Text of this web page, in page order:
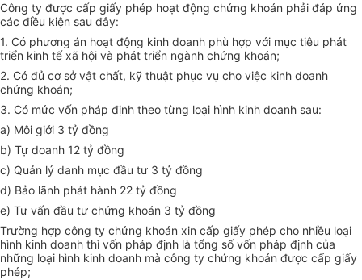
Công ty được cấp giấy phép hoạt động chứng khoán phải đáp ứng
các điều kiện sau đây:
1. Có phương án hoạt động kinh doanh phù hợp với mục tiêu phát
triển kinh tế xã hội và phát triển ngành chứng khoán;
2. Có đủ cơ sở vật chất, kỹ thuật phục vụ cho việc kinh doanh
chứng khoán;
3. Có mức vốn pháp định theo từng loại hình kinh doanh sau:
a) Môi giới 3 tỷ đồng
b) Tự doanh 12 tỷ đồng
c) Quản lý danh mục đầu tư 3 tỷ đồng
d) Bảo lãnh phát hành 22 tỷ đồng
e) Tư vấn đầu tư chứng khoán 3 tỷ đồng
Trường hợp công ty chứng khoán xin cấp giấy phép cho nhiều loại
hình kinh doanh thì vốn pháp định là tổng số vốn pháp định của
những loại hình kinh doanh mà công ty chứng khoán được cấp giấy
phép;